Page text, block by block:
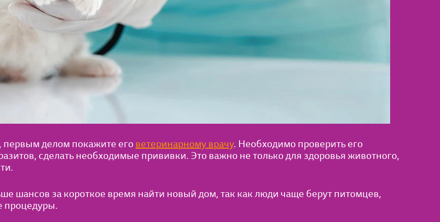
первым делом покажите еговетеринарному врачу. Необходимо проверить его
сделать необходимые прививки. Это важно не только для здоровья животного,
шансов за короткое время найти новый дом, так как люди чаще берут питомцев,
процедуры.